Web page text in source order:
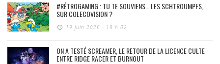
#RÉTROGAMING : TU TE SOUVIENS… LES SCHTROUMPFS,
SUR COLECOVISION ?
19 juin 2026 - 19 h 02
ON A TESTÉ SCREAMER, LE RETOUR DE LA LICENCE CULTE
ENTRE RIDGE RACER ET BURNOUT